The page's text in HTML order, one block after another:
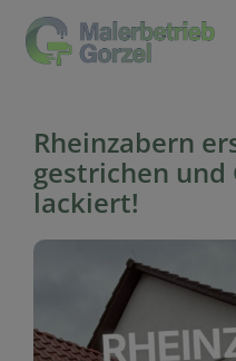
Skip
Leistungen
Ihre Vorteile
Raumgestaltung
Rheinzabern
gestrichen und
lackiert!